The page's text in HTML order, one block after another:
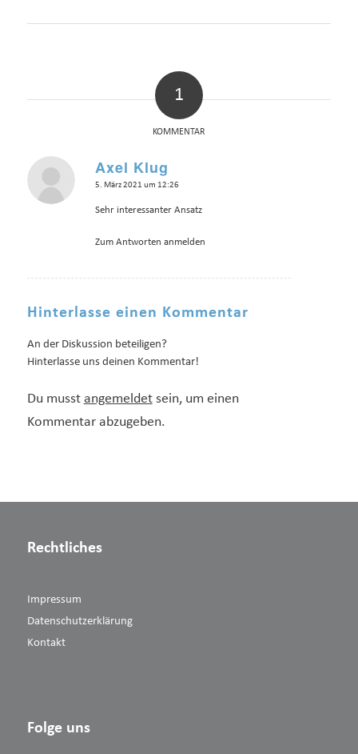
1
KOMMENTAR
Axel Klug
sagte:
5. März 2021 um 12:26
Sehr interessanter Ansatz
Zum Antworten anmelden
Hinterlasse einen Kommentar
An der Diskussion beteiligen?
Hinterlasse uns deinen Kommentar!
Du musst angemeldetsein, um einen
Kommentar abzugeben.
Rechtliches
Impressum
Datenschutzerklärung
Kontakt
Folge uns